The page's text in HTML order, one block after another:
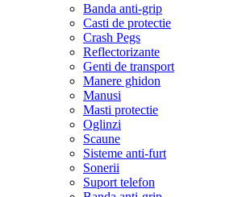
Banda anti-grip
Casti de protectie
Crash Pegs
Reflectorizante
Genti de transport
Manere ghidon
Manusi
Masti protectie
Oglinzi
Scaune
Sisteme anti-furt
Sonerii
Suport telefon